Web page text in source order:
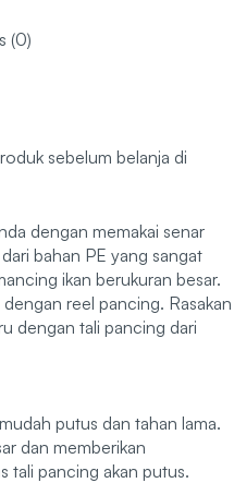
(0)
sebelum belanja di
dengan memakai senar
bahan PE yang sangat
ikan berukuran besar.
reel pancing. Rasakan
dengan tali pancing dari
putus dan tahan lama.
dan memberikan
tali pancing akan putus.